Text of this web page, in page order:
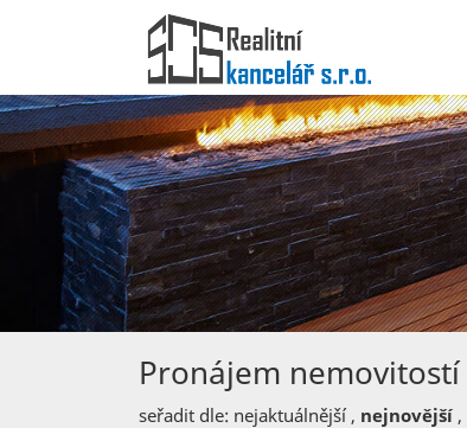
Pronájem nemovitostí
seřadit dle: nejaktuálnější , nejnovější ,